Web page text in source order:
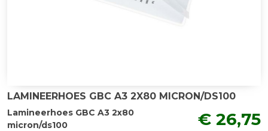
LAMINEERHOES GBC A3 2X80 MICRON/DS100
Lamineerhoes GBC A3 2x80
micron/ds100
€ 26,75